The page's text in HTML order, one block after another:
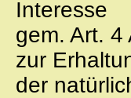
Interesse
gem. Art. 4
zur
der